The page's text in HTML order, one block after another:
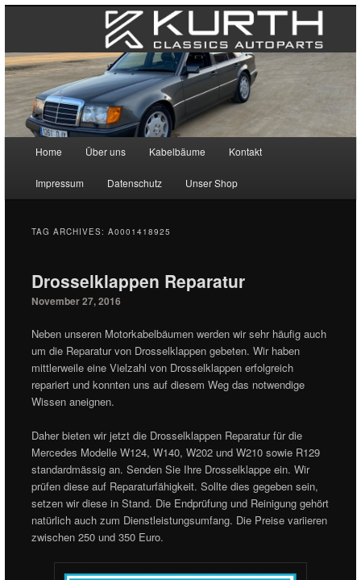
Skip to primary content
Skip to secondary content
Home Über uns Kabelbäume Kontakt
Impressum Datenschutz Unser Shop
TAG ARCHIVES:A0001418925
Drosselklappen Reparatur
November 27, 2016
Neben unseren Motorkabelbäumen werden wir sehr häufig auch
um die Reparatur von Drosselklappen gebeten. Wir haben
mittlerweile eine Vielzahl von Drosselklappen erfolgreich
repariert und konnten uns auf diesem Weg das notwendige
Wissen aneignen.
Daher bieten wir jetzt die Drosselklappen Reparatur für die
Mercedes Modelle W124, W140, W202 und W210 sowie R129
standardmässig an. Senden Sie Ihre Drosselklappe ein. Wir
prüfen diese auf Reparaturfähigkeit. Sollte dies gegeben sein,
setzen wir diese in Stand. Die Endprüfung und Reinigung gehört
natürlich auch zum Dienstleistungsumfang. Die Preise variieren
zwischen 250 und 350 Euro.